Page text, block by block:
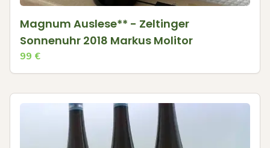
Magnum Auslese** - Zeltinger
Sonnenuhr 2018 Markus Molitor
99 €